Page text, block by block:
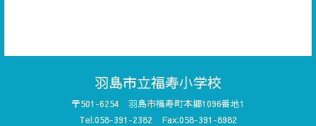
羽島市立福寿小学校
〒501-6254 羽島市福寿町本郷1096番地1
Tel:058-391-2382 Fax:058-391-8982